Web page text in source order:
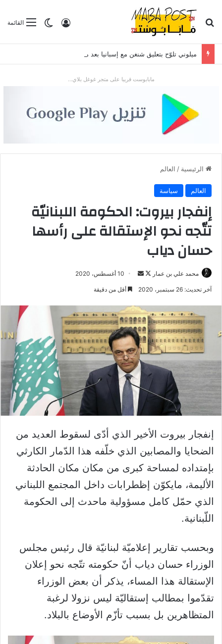
القائمةالوضع
تسجيل الدخول بحث عن
ميلوني تلوّح بتعليق شنغن مع إسبانيا بعد موجة الهجرة في سبتة
مابابوست قريبا على متجر غوغل بلاي...
الرئيسية / العالم
العالم سياسة
إنفجار بيروت: الحكومة اللبنانيّة
تتّجه نحو الإستقالة على رأسها
حسان دياب
محمد علي بن عمار
تابعأرسل
بريدا
10 أغسطس، 2020
آخر تحديث: 26 سبتمبر، 2020 أقل من دقيقة
إنفجار بيروت الأخير الذي أدّى لسقوط العديد من
الضحايا والمصابين الذي خلّفه هذا الدّمار الكارثي
بإمتداده لمساحة كبرى من مكان مكان الحادثة
الأليمة، مايكوّن إظطرابات داخل المجتمع اللبناني
الذي حمّل كامل مسؤولية ماحدث إلى الحكومة
اللّبنانية.
وبحسب تقارير إعلاميّة لبنانيّة قال رئيس مجلس
الوزراء حسان دياب أنّ حكومته تتّجه نحو إعلان
الإستقالة هذا المساء، يذكر أن بعض الوزراء
تقدّموا بمطالب إستقاليّة ليس نزولا لرغبة
المتظاهرين بل بسبب تأزّم الأوضاع بالبلاد.